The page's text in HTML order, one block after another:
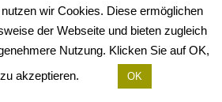
ist
entspannend
wir Cookies. Diese ermöglichen
der Webseite und bieten zugleich
Nutzung. Klicken Sie auf OK,
akzeptieren.
OK